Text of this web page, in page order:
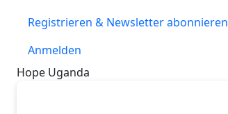
Registrieren & Newsletter abonnieren
Anmelden
Hope Uganda